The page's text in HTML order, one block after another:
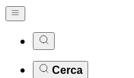
Cerca